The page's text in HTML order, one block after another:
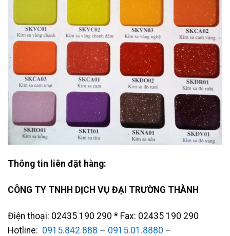
Thông tin liên đặt hàng:
CÔNG TY TNHH DỊCH VỤ ĐẠI TRƯỜNG THÀNH
Điện thoại: 02435 190 290 * Fax: 02435 190 290
Hotline: 0915.842.888 – 0915.01.8880 –